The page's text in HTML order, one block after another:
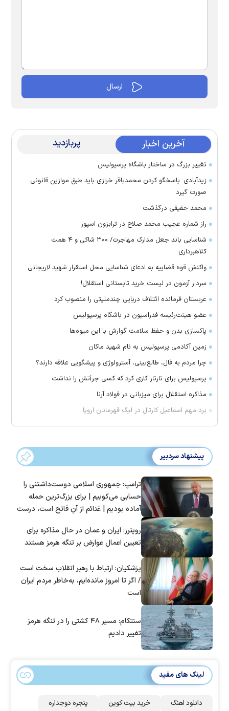
آخرین اخبار پربازدید
تغییر بزرگ در ساختار باشگاه پرسپولیس
زیدآبادی: پاسخگو کردن محمدباقر خرازی باید طبق موازین قانونی
صورت گیرد
محمد حقیقی درگذشت
راز شماره عجیب محمد صلاح در ترابزون اسپور
شناسایی باند جعل مدارک مهاجرت/ ۳۰۰ شاکی و ۴ همت
کلاهبرداری
واکنش قوه قضاییه به ادعای شناسایی محل استقرار شهید لاریجانی
سردار آزمون در لیست خرید تابستانی استقلال!
عربستان فرمانده ائتلاف دریایی چندملیتی را منصوب کرد
عضو هیئت‌رئیسه فدراسیون در باشگاه پرسپولیس
پاکسازی بدن و حفظ سلامت گوارش با این میوه‌ها
زمین آکادمی پرسپولیس به نام شهید ماکان
چرا مردم به فال، طالع‌بینی، آسترولوژی و پیشگویی علاقه دارند؟
پرسپولیس برای تارتار کاری کرد که کسی جرأتش را نداشت
مذاکره استقلال برای میزبانی در فولاد آرنا
برد مهم اسماعیل کارتال در لیگ قهرمانان اروپا
پیشنهاد سردبیر
ترامپ: جمهوری اسلامی دوست‌داشتنی را
حسابی می‌کوبیم | برای بزرگ‌ترین حمله
آماده بودیم | غنائم از آنِ فاتح است، درست
رویترز: ایران و عمان در حال مذاکره برای
تعیین اعمال عوارض بر تنگه هرمز هستند
پزشکیان: ارتباط با رهبر انقلاب سخت است
/ اگر تا امروز مانده‌ایم، به‌خاطر مردم ایران
است
سنتکام: مسیر ۴۸ کشتی را در تنگه هرمز
تغییر دادیم
لینک های مفید
دانلود اهنگ خرید بیت کوین پنجره دوجداره